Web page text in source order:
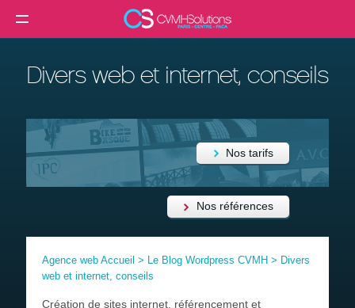
MENU
Créer un site internet
Création de site e-commerce
Création de site vitrine
Formation
Divers web et internet, conseils
Nos tarifs
Nos références
Agence web Accueil > Le Blog Wordpress CVMH > Divers
web et internet, conseils
Création de sites internet, référencement et